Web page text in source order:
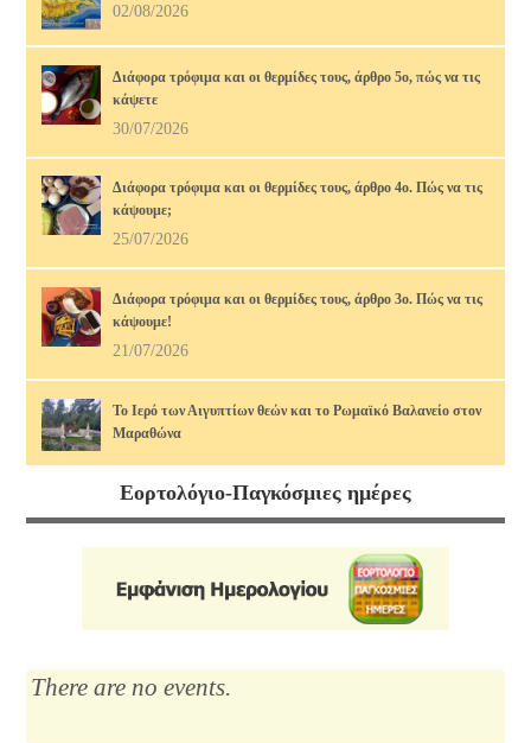
02/08/2026
Διάφορα τρόφιμα και οι θερμίδες τους, άρθρο 5ο, πώς να τις
κάψετε
30/07/2026
Διάφορα τρόφιμα και οι θερμίδες τους, άρθρο 4ο. Πώς να τις
κάψουμε;
25/07/2026
Διάφορα τρόφιμα και οι θερμίδες τους, άρθρο 3ο. Πώς να τις
κάψουμε!
21/07/2026
Το Ιερό των Αιγυπτίων θεών και το Ρωμαϊκό Βαλανείο στον
Μαραθώνα
17/07/2026
Διάφορα τρόφιμα και οι θερμίδες τους, άρθρο 2ο. Πώς να τις
κάψουμε!
Μαρία Κάλλας, η αιώνια: οι ωραιότερες άριες
Εορτολόγιο-Παγκόσμιες ημέρες
There are no events.